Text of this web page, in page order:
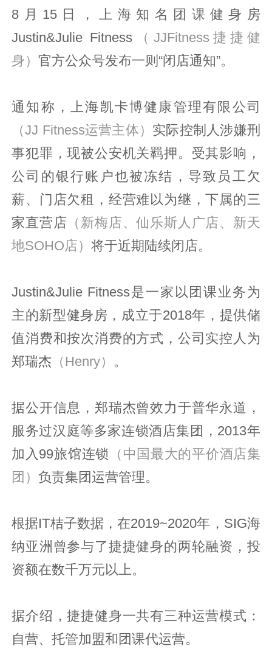
8月15日，上海知名团课健身房
Justin&Julie Fitness （JJFitness捷捷健
身）官方公众号发布一则“闭店通知”。
通知称，上海凯卡博健康管理有限公司
（JJ Fitness运营主体） 实际控制人涉嫌刑
事犯罪，现被公安机关羁押。受其影响，
公司的银行账户也被冻结，导致员工欠
薪、门店欠租，经营难以为继，下属的三
家直营店 （新梅店、仙乐斯人广店、新天
地SOHO店）将于近期陆续闭店。
Justin&Julie Fitness是一家以团课业务为
主的新型健身房，成立于2018年，提供储
值消费和按次消费的方式，公司实控人为
郑瑞杰 （Henry） 。
据公开信息，郑瑞杰曾效力于普华永道，
服务过汉庭等多家连锁酒店集团，2013年
加入99旅馆连锁
（中国最大的平价酒店集
团）负责集团运营管理。
根据IT桔子数据，在2019~2020年，SIG海
纳亚洲曾参与了捷捷健身的两轮融资，投
资额在数千万元以上。
据介绍，捷捷健身一共有三种运营模式：
自营、托管加盟和团课代运营。